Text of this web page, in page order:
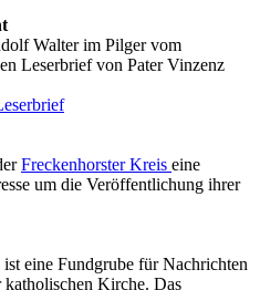
Walter im Pilger vom
Leserbrief von Pater Vinzenz
Freckenhorster Kreis eine
um die Veröffentlichung ihrer
ist eine Fundgrube für Nachrichten
Kirche. Das